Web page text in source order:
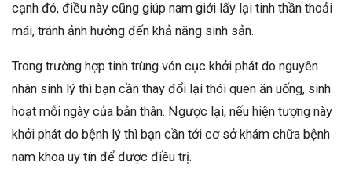
cạnh đó, điều này cũng giúp nam giới lấy lại tinh thần thoải
mái, tránh ảnh hưởng đến khả năng sinh sản.
Trong trường hợp tinh trùng vón cục khởi phát do nguyên
nhân sinh lý thì bạn cần thay đổi lại thói quen ăn uống, sinh
hoạt mỗi ngày của bản thân. Ngược lại, nếu hiện tượng này
khởi phát do bệnh lý thì bạn cần tới cơ sở khám chữa bệnh
nam khoa uy tín để được điều trị.